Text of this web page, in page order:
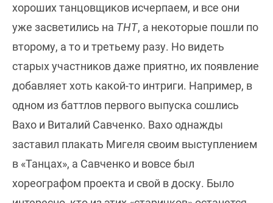
хороших танцовщиков исчерпаем, и все они
уже засветились на ТНТ, а некоторые пошли по
второму, а то и третьему разу. Но видеть
старых участников даже приятно, их появление
добавляет хоть какой-то интриги. Например, в
одном из баттлов первого выпуска сошлись
Вахо и Виталий Савченко. Вахо однажды
заставил плакать Мигеля своим выступлением
в «Танцах», а Савченко и вовсе был
хореографом проекта и свой в доску. Было